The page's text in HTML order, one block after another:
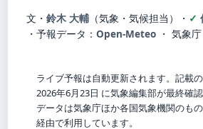
文・ 鈴木 大輔 （気象・気候担当） ・
・ 予報データ： Open-Meteo ・ 気象庁
ライブ予報は自動更新されます。記載
2026年6月23日 に気象編集部が最終確認
データは気象庁ほか各国気象機関のも
経由で利用しています。